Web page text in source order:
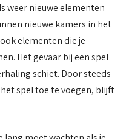
weer nieuwe elementen
nieuwe kamers in het
elementen die je
Het gevaar bij een spel
schiet. Door steeds
spel toe te voegen, blijft